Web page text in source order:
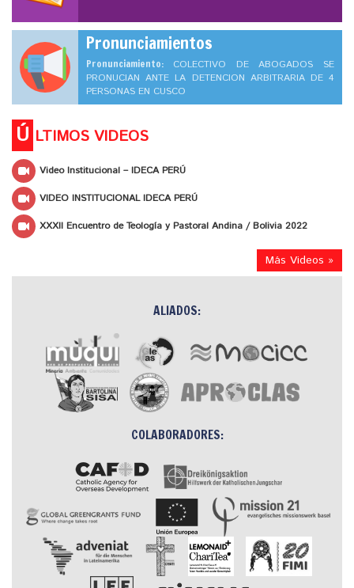
Pronunciamientos
Pronunciamiento: COLECTIVO DE ABOGADOS SE
PRONUCIAN ANTE LA DETENCION ARBITRARIA DE 4
PERSONAS EN CUSCO
Ú LTIMOS VIDEOS
Video Institucional – IDECA PERÚ
VIDEO INSTITUCIONAL IDECA PERÚ
XXXII Encuentro de Teología y Pastoral Andina / Bolivia 2022
Más Videos »
ALIADOS:
COLABORADORES: